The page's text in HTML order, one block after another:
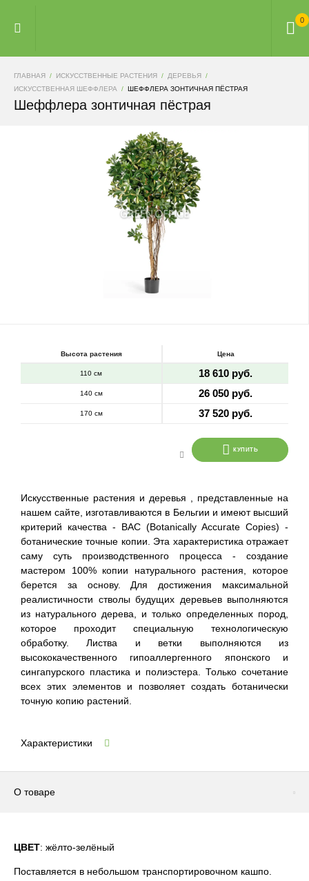
0
ГЛАВНАЯ ИСКУССТВЕННЫЕ РАСТЕНИЯ
ДЕРЕВЬЯ
ИСКУССТВЕННАЯ ШЕФФЛЕРА
ШЕФФЛЕРА ЗОНТИЧНАЯ ПЁСТРАЯ
Шеффлера зонтичная пёстрая
Высота растения Цена
110 см 18 610 руб.
140 см 26 050 руб.
170 см 37 520 руб.
КУПИТЬ
Искусственные растения и деревья , представленные на
нашем сайте, изготавливаются в Бельгии и имеют высший
критерий качества - BAC (Botanically Accurate Copies) -
ботанические точные копии. Эта характеристика отражает
саму суть производственного процесса - создание
мастером 100% копии натурального растения, которое
берется за основу. Для достижения максимальной
реалистичности стволы будущих деревьев выполняются
из натурального дерева, и только определенных пород,
которое проходит специальную технологическую
обработку. Листва и ветки выполняются из
высококачественного гипоаллергенного японского и
сингапурского пластика и полиэстера. Только сочетание
всех этих элементов и позволяет создать ботанически
точную копию растений.
Характеристики
О товаре
ЦВЕТ: жёлто-зелёный
Поставляется в небольшом транспортировочном кашпо.